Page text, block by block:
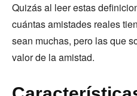
Quizás al leer estas
cuántas amistades reales
sean muchas, pero las que
valor de la amistad.